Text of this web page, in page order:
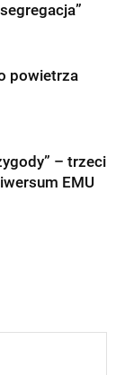
powietrza
– trzeci
EMU